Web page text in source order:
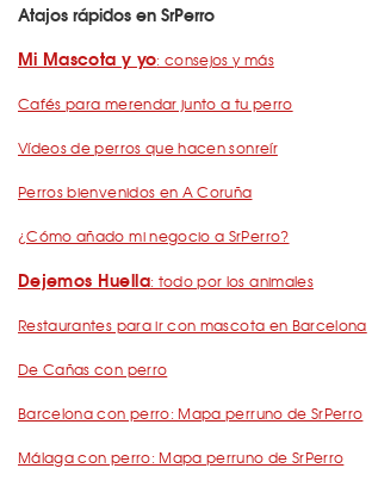
Atajos rápidos en SrPerro
Mi Mascota y yo: consejos y más
Cafés para merendar junto a tu perro
Vídeos de perros que hacen sonreír
Perros bienvenidos en A Coruña
¿Cómo añado mi negocio a SrPerro?
Dejemos Huella: todo por los animales
Restaurantes para ir con mascota en Barcelona
De Cañas con perro
Barcelona con perro: Mapa perruno de SrPerro
Málaga con perro: Mapa perruno de SrPerro